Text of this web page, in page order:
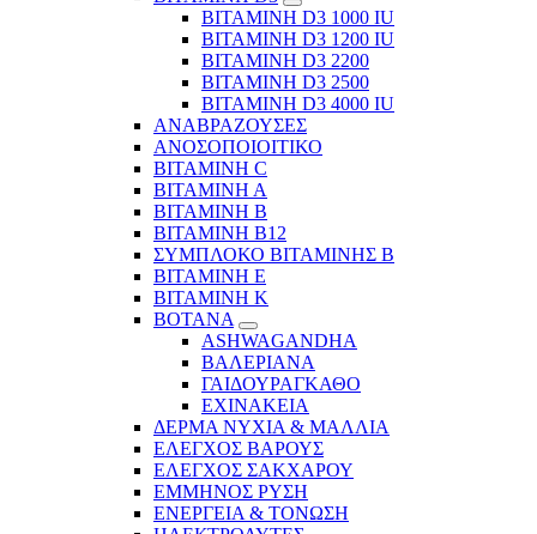
ΒΙΤΑΜΙΝΗ D3 1000 IU
ΒΙΤΑΜΙΝΗ D3 1200 IU
ΒΙΤΑΜΙΝΗ D3 2200
ΒΙΤΑΜΙΝΗ D3 2500
BITAMINH D3 4000 IU
ΑΝΑΒΡΑΖΟΥΣΕΣ
ΑΝΟΣΟΠΟΙΟΙΤΙΚΟ
ΒΙΤΑΜΙΝΗ C
ΒΙΤΑΜΙΝΗ Α
ΒΙΤΑΜΙΝΗ Β
ΒΙΤΑΜΙΝΗ Β12
ΣΥΜΠΛΟΚΟ ΒΙΤΑΜΙΝΗΣ Β
ΒΙΤΑΜΙΝΗ Ε
ΒΙΤΑΜΙΝΗ Κ
ΒΟΤΑΝΑ
ASHWAGANDHA
ΒΑΛΕΡΙΑΝΑ
ΓΑΙΔΟΥΡΑΓΚΑΘΟ
ΕΧΙΝΑΚΕΙΑ
ΔΕΡΜΑ ΝΥΧΙΑ & ΜΑΛΛΙΑ
ΕΛΕΓΧΟΣ ΒΑΡΟΥΣ
ΕΛΕΓΧΟΣ ΣΑΚΧΑΡΟΥ
ΕΜΜΗΝΟΣ ΡΥΣΗ
ΕΝΕΡΓΕΙΑ & ΤΟΝΩΣΗ